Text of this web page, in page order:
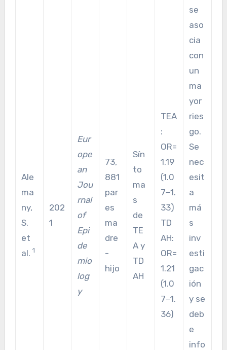
Ale
ma
ny,
S.
et
al. 1
202
1
Eur
ope
an
Jou
rnal
of
Epi
de
mio
log
y
73,
881
par
es
ma
dre
-
hijo
Sín
to
ma
s
de
TE
A y
TD
AH
TEA
:
OR=
1.19
(1.0
7−1.
33)
TD
AH:
OR=
1.21
(1.0
7−1.
36)
se
aso
cia
con
un
ma
yor
ries
go.
Se
nec
esit
a
má
s
inv
esti
gac
ión
y se
deb
e
info